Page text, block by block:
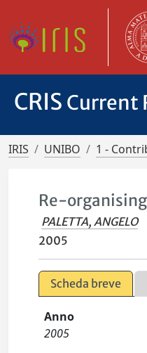
CRIS Current
IRIS UNIBO 1 -
Re-
PALETTA, ANGELO
2005
Scheda breve
Anno
2005